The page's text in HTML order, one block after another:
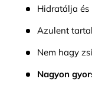
Hidratálja
Azulent
Nem hagy
Nagyon